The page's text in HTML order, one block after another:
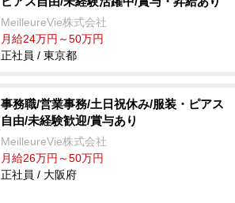
MeilleureVie株式会社
月給24万円～50万円
正社員 / 東京都
事務職/営業事務/土日祝休み/服装・ピアス
自由/未経験歓迎/賞与あり
MeilleureVie株式会社
月給26万円～50万円
正社員 / 大阪府